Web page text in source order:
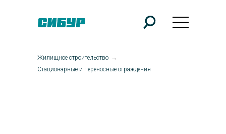
Жилищное строительство →
Стационарные и переносные ограждения